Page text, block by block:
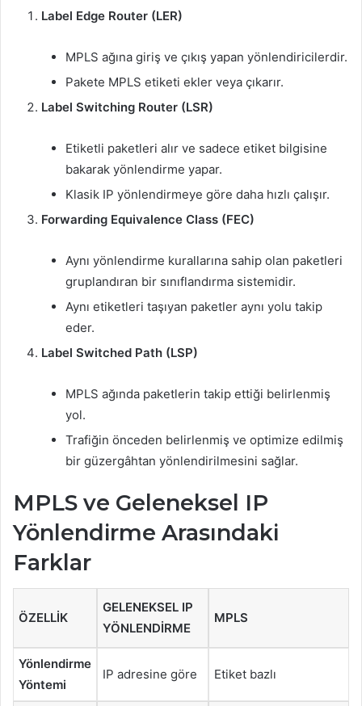
Label Edge Router (LER)
MPLS ağına giriş ve çıkış yapan yönlendiricilerdir.
Pakete MPLS etiketi ekler veya çıkarır.
Label Switching Router (LSR)
Etiketli paketleri alır ve sadece etiket bilgisine
bakarak yönlendirme yapar.
Klasik IP yönlendirmeye göre daha hızlı çalışır.
Forwarding Equivalence Class (FEC)
Aynı yönlendirme kurallarına sahip olan paketleri
gruplandıran bir sınıflandırma sistemidir.
Aynı etiketleri taşıyan paketler aynı yolu takip
eder.
Label Switched Path (LSP)
MPLS ağında paketlerin takip ettiği belirlenmiş
yol.
Trafiğin önceden belirlenmiş ve optimize edilmiş
bir güzergâhtan yönlendirilmesini sağlar.
MPLS ve Geleneksel IP
Yönlendirme Arasındaki
Farklar
ÖZELLIK
GELENEKSEL IP
YÖNLENDIRME
MPLS
Yönlendirme
Yöntemi
IP adresine göre Etiket bazlı